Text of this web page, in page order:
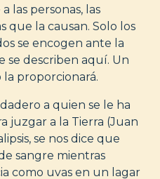
las personas, las
que la causan. Solo los
se encogen ante la
se describen aquí. Un
la proporcionará.
a quien se le ha
juzgar a la Tierra (Juan
se nos dice que
sangre mientras
como uvas en un lagar